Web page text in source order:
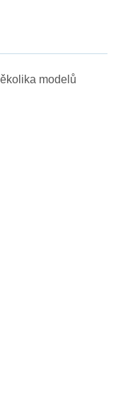
modelů